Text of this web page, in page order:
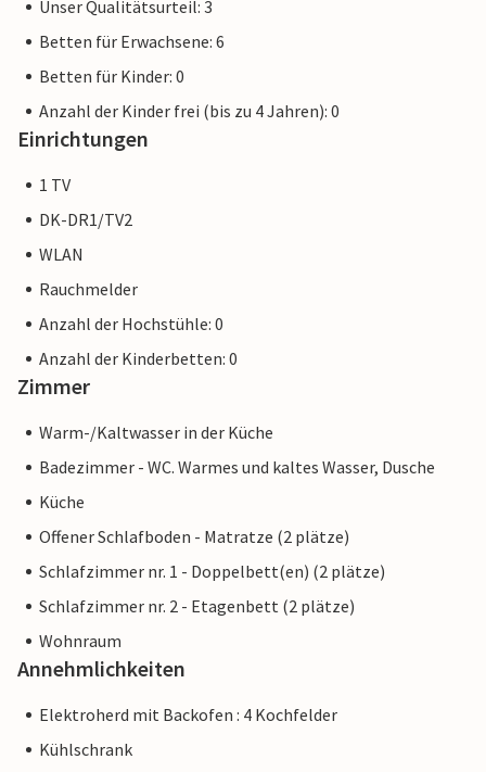
Hurup oder schlendern durch die gemütliche
Hafenumgebung mit vielerlei Cafés und Geschäften.
Am Ende des Tages brauchen Sie nichts anderes mehr tun,
als sich in die bequemen Betten fallen zu lassen und sich
auf einen neuen erlebnisreichen Tag zu freuen.
Kommen Sie also in den Norden Jütlands und genießen Sie
eine entspannte und sorglose Auszeit direkt am Meer.
Unser Qualitätsurteil: 3
Betten für Erwachsene: 6
Betten für Kinder: 0
Anzahl der Kinder frei (bis zu 4 Jahren): 0
Einrichtungen
1 TV
DK-DR1/TV2
WLAN
Rauchmelder
Anzahl der Hochstühle: 0
Anzahl der Kinderbetten: 0
Zimmer
Warm-/Kaltwasser in der Küche
Badezimmer - WC. Warmes und kaltes Wasser, Dusche
Küche
Offener Schlafboden - Matratze (2 plätze)
Schlafzimmer nr. 1 - Doppelbett(en) (2 plätze)
Schlafzimmer nr. 2 - Etagenbett (2 plätze)
Wohnraum
Annehmlichkeiten
Elektroherd mit Backofen : 4 Kochfelder
Kühlschrank